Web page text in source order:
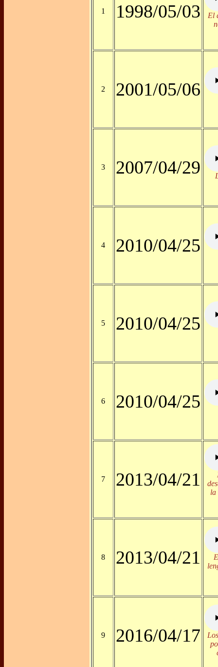
1 1998/05/03
El
2 2001/05/06
3 2007/04/29
4 2010/04/25
5 2010/04/25
6 2010/04/25
7 2013/04/21
la
8 2013/04/21
9 2016/04/17